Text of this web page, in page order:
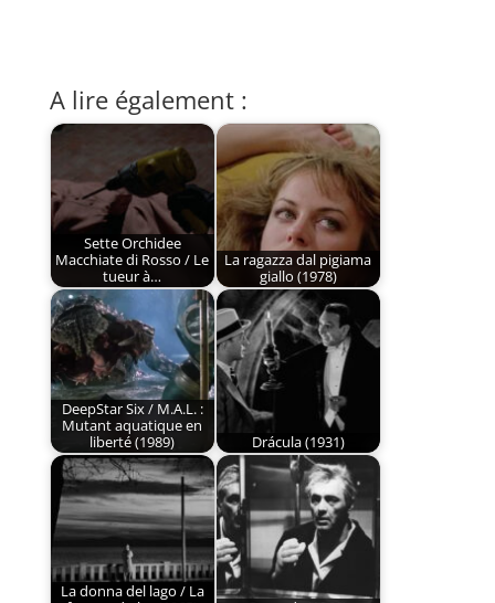
A lire également :
Sette Orchidee
Macchiate di Rosso / Le
tueur à…
La ragazza dal pigiama
giallo (1978)
DeepStar Six / M.A.L. :
Mutant aquatique en
liberté (1989)
Drácula (1931)
La donna del lago / La